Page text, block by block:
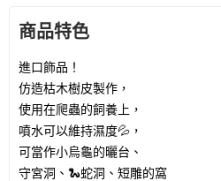
商品特色
進口飾品！
仿造枯木樹皮製作，
使用在爬蟲的飼養上，
噴水可以維持濕度💦，
可當作小烏龜的曬台、
守宮洞、🐍蛇洞、短雕的窩